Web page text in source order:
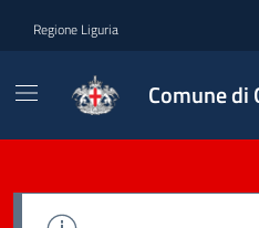
Regione Liguria
Comune di